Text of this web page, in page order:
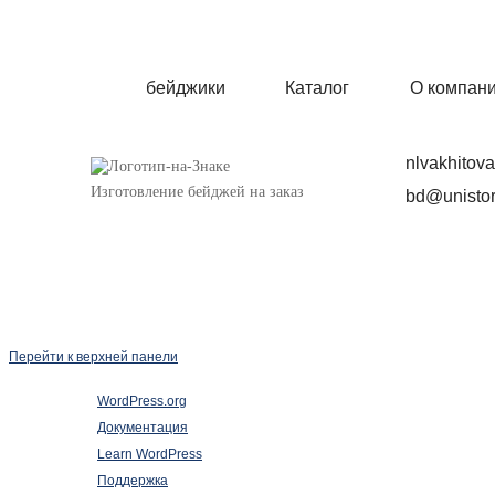
бейджики Каталог О
Изготовление бейджей на заказ
Перейти к верхней панели
WordPress
WordPress.org
Документация
Learn WordPress
Поддержка